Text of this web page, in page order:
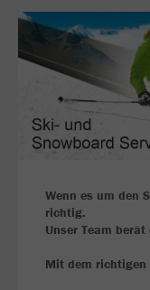
Wenn es um den
richtig.
Unser Team
Mit dem richtigen